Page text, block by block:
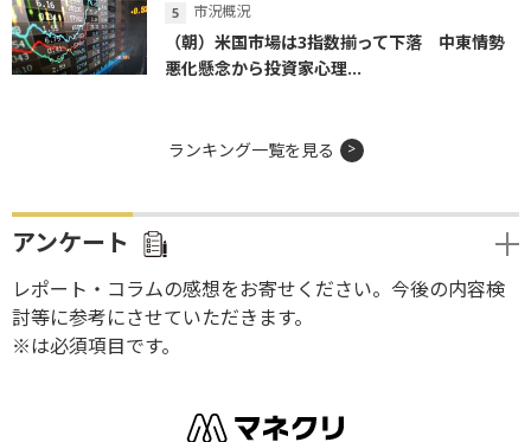
市況概況
（朝）米国市場は3指数揃って下落 中東情勢
悪化懸念から投資家心理...
ランキング一覧を見る
アンケート
レポート・コラムの感想をお寄せください。今後の内容検
討等に参考にさせていただきます。
※は必須項目です。